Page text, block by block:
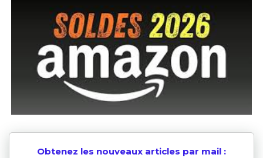
Obtenez les nouveaux articles par mail :